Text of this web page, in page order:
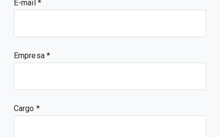
E-mail
Empresa
Cargo